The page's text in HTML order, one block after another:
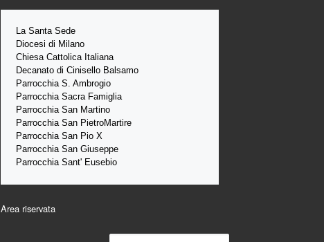
La Santa Sede
Diocesi di Milano
Chiesa Cattolica Italiana
Decanato di Cinisello Balsamo
Parrocchia S. Ambrogio
Parrocchia Sacra Famiglia
Parrocchia San Martino
Parrocchia San PietroMartire
Parrocchia San Pio X
Parrocchia San Giuseppe
Parrocchia Sant' Eusebio
Area riservata